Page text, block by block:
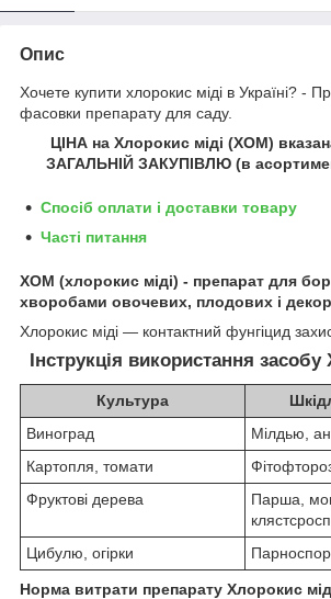
Опис
Хочете купити хлорокис міді в Україні? -
фасовки препарату для саду.
ЦІНА на Хлорокис міді (ХОМ)
ЗАГАЛЬНІЙ ЗАКУПІВЛЮ (в
Спосіб оплати і доставки товару
Часті питання
ХОМ (хлорокис міді) - препарат для
хворобами овочевих, плодових і
Хлорокис міді — контактний фунгіцид
Інструкція використання
Культура
Виноград
Мілдью,
Картопля, томати
Фруктові дерева
Парша,
Цибулю, огірки
Норма витрати препарату Хлорокис